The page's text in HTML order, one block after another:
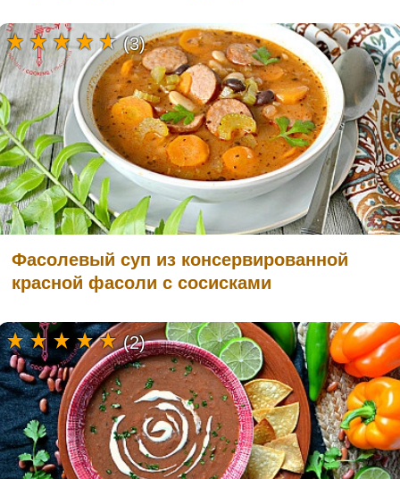
Фасолевый суп из консервированной
красной фасоли с сосисками
(3)
(2)